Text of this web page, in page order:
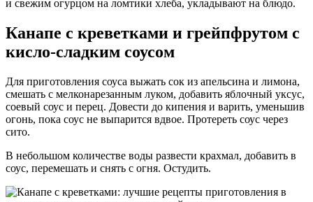
и свежим огурцом на ломтики хлеба, укладывают на блюдо.
Канапе с креветками и грейпфрутом с
кисло-сладким соусом
Для приготовления соуса выжать сок из апельсина и лимона,
смешать с мелконарезанным луком, добавить яблочный уксус,
соевый соус и перец. Довести до кипения и варить, уменьшив
огонь, пока соус не выпарится вдвое. Протереть соус через
сито.
В небольшом количестве воды развести крахмал, добавить в
соус, перемешать и снять с огня. Остудить.